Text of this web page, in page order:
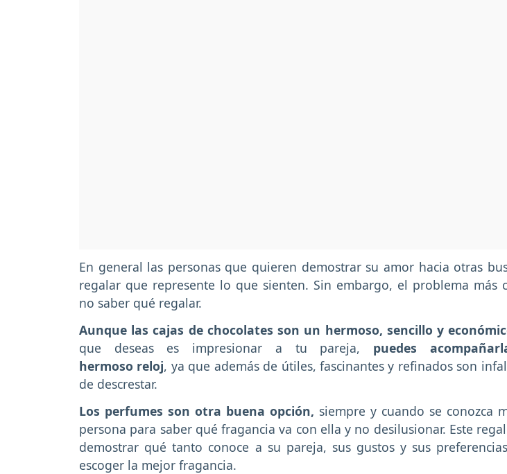
En general las personas que quieren demostrar su amor hacia otras
regalar que represente lo que sienten. Sin embargo, el problema más
no saber qué regalar.
Aunque las cajas de chocolates son un hermoso, sencillo y
que deseas es impresionar a tu pareja, puedes
hermoso reloj, ya que además de útiles, fascinantes y refinados son
de descrestar.
Los perfumes son otra buena opción, siempre y cuando se conozca
persona para saber qué fragancia va con ella y no desilusionar. Este
demostrar qué tanto conoce a su pareja, sus gustos y sus
escoger la mejor fragancia.